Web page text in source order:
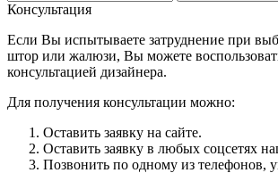
Консультация
Если Вы испытываете затруднение при
штор или жалюзи, Вы можете
консультацией дизайнера.
Для получения консультации можно:
Оставить заявку на сайте.
Оставить заявку в любых соцсетях
Позвонить по одному из телефонов,